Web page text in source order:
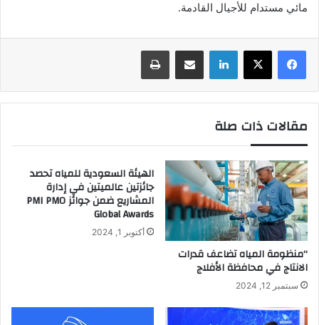
مائي مستدام للأجيال القادمة.
لينكدإن المشاركة عبر البريد الإلكترونياطبع
مقالات ذات صلة
“منظومة المياه تضاعف قدرات
الانتاج في محافظة الأفلاج
سبتمبر 12, 2024
الهيئة السعودية للمياه تحصد
جائزتين عالميتين في إدارة
المشاريع ضمن جوائز PMI PMO
Global Awards
أكتوبر 1, 2024